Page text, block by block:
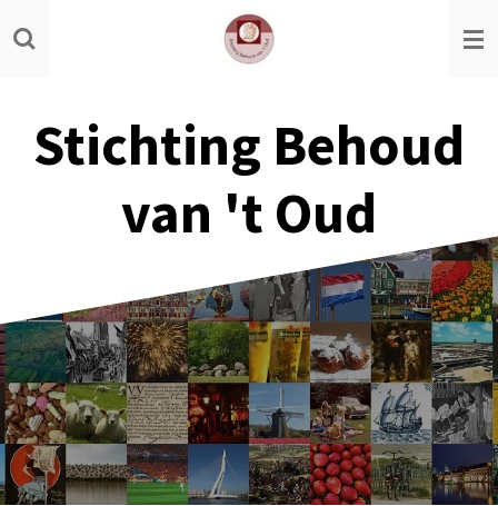
Ga
direct
hoofdinhoud
Stichting Behoud
van 't Oud